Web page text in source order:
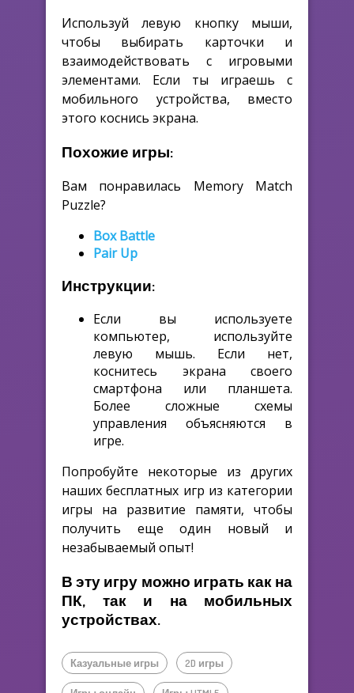
Используй левую кнопку мыши,
чтобы выбирать карточки и
взаимодействовать с игровыми
элементами. Если ты играешь с
мобильного устройства, вместо
этого коснись экрана.
Похожие игры:
Вам понравилась Memory Match
Puzzle?
Box Battle
Pair Up
Инструкции:
Если вы используете
компьютер, используйте
левую мышь. Если нет,
коснитесь экрана своего
смартфона или планшета.
Более сложные схемы
управления объясняются в
игре.
Попробуйте некоторые из других
наших бесплатных игр из категории
игры на развитие памяти, чтобы
получить еще один новый и
незабываемый опыт!
В эту игру можно играть как на
ПК, так и на мобильных
устройствах.
Казуальные игры 2D игры